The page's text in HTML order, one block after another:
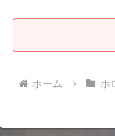
ホーム ホ